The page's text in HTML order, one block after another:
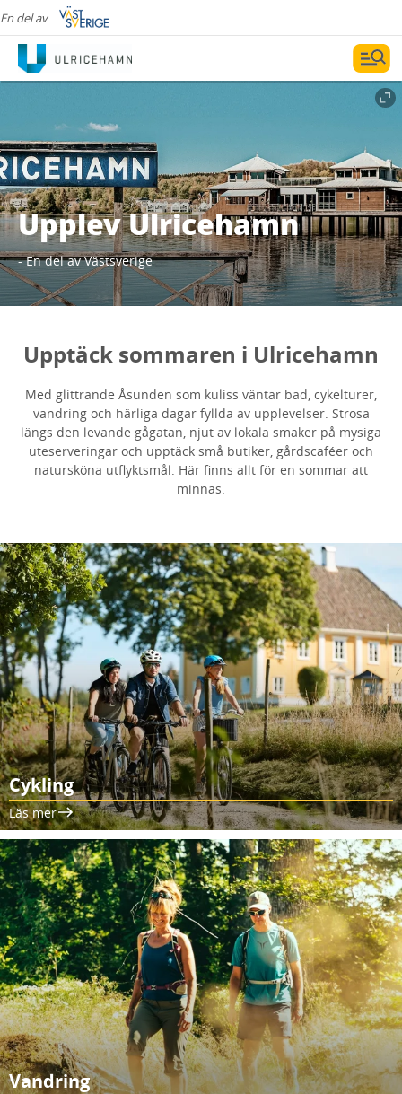
En del av
Upplev Ulricehamn
- En del av Västsverige
Upptäck sommaren i Ulricehamn
Med glittrande Åsunden som kuliss väntar bad, cykelturer,
vandring och härliga dagar fyllda av upplevelser. Strosa
längs den levande gågatan, njut av lokala smaker på mysiga
uteserveringar och upptäck små butiker, gårdscaféer och
natursköna utflyktsmål. Här finns allt för en sommar att
minnas.
Cykling
Läs mer
Vandring